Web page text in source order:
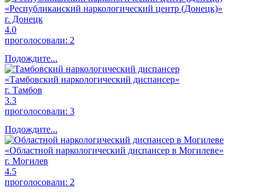
«Республиканский наркологический центр (Донецк)»
г. Донецк
4.0
проголосовали: 2
Подождите...
«Тамбовский наркологический диспансер»
г. Тамбов
3.3
проголосовали: 3
Подождите...
«Областной наркологический диспансер в Могилеве»
г. Могилев
4.5
проголосовали: 2